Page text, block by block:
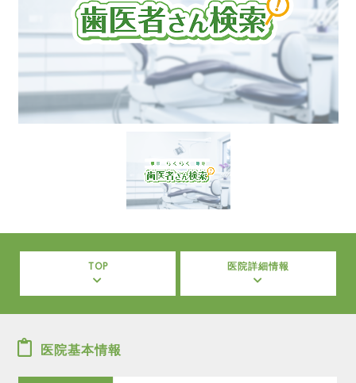
TOP 医院詳細情報
医院基本情報